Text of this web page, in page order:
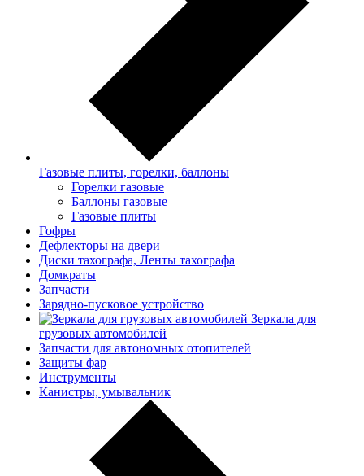
Газовые плиты, горелки, баллоны
Горелки газовые
Баллоны газовые
Газовые плиты
Гофры
Дефлекторы на двери
Диски тахографа, Ленты тахографа
Домкраты
Запчасти
Зарядно-пусковое устройство
Зеркала для
грузовых автомобилей
Запчасти для автономных отопителей
Защиты фар
Инструменты
Канистры, умывальник